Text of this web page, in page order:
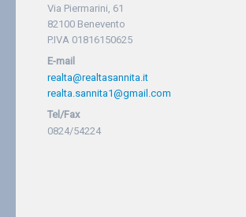
Via Piermarini, 61
82100 Benevento
P.IVA 01816150625
E-mail
realta@realtasannita.it
realta.sannita1@gmail.com
Tel/Fax
0824/54224